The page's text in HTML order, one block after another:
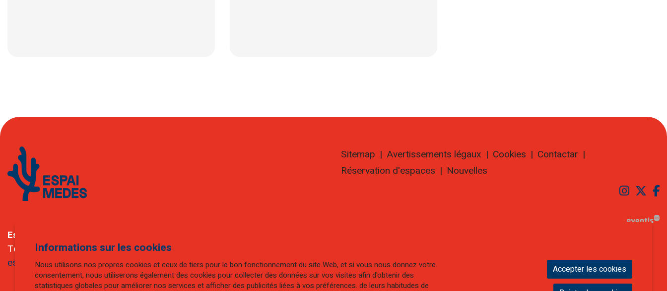
Espigó de Llevant – Port de l’Estartit
Tel.:
+34 972 751 229
espaimedes@torroella-estartit.cat
Sitemap | Avertissements légaux | Cookies | Contactar |
Réservation d'espaces | Nouvelles
Lier
Informations sur les cookies
Nous utilisons nos propres cookies et ceux de tiers pour le bon fonctionnement du site Web, et si vous nous donnez votre
consentement, nous utiliserons également des cookies pour collecter des données sur vos visites afin d'obtenir des
statistiques globales pour améliorer nos services et afficher des publicités liées à vos préférences. de leurs habitudes de
Accepter les cookies